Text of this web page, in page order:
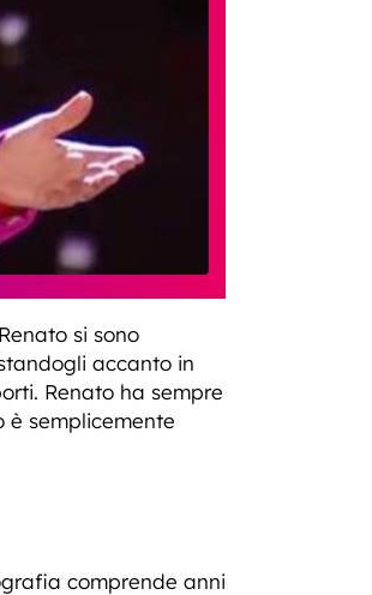
si sono
accanto in
Renato ha sempre
semplicemente
comprende anni